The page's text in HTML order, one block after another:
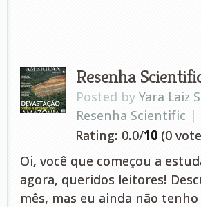
Resenha
Posted by Yara Laiz
Resenha Scientific |
Rating: 0.0/10 (0
Oi, você que começou a
agora, queridos leitores!
mês, mas eu ainda não